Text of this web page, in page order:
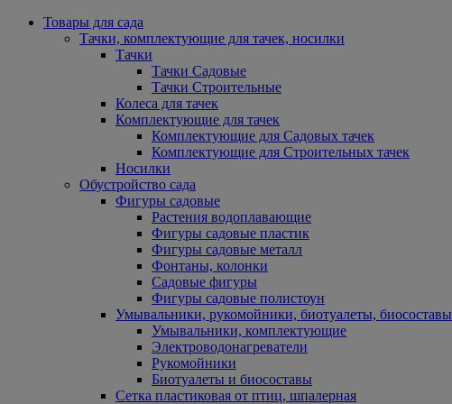
Товары для сада
Тачки, комплектующие для тачек, носилки
Тачки
Тачки Садовые
Тачки Строительные
Колеса для тачек
Комплектующие для тачек
Комплектующие для Садовых тачек
Комплектующие для Строительных тачек
Носилки
Обустройство сада
Фигуры садовые
Растения водоплавающие
Фигуры садовые пластик
Фигуры садовые металл
Фонтаны, колонки
Садовые фигуры
Фигуры садовые полистоун
Умывальники, рукомойники, биотуалеты, биосоставы
Умывальники, комплектующие
Электроводонагреватели
Рукомойники
Биотуалеты и биосоставы
Сетка пластиковая от птиц, шпалерная